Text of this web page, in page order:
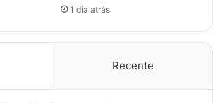
1 dia atrás
Recente